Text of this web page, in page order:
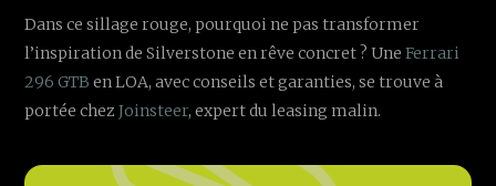
Dans ce sillage rouge, pourquoi ne pas transformer
l’inspiration de Silverstone en rêve concret ? UneFerrari
296 GTB en LOA, avec conseils et garanties, se trouve à
portée chezJoinsteer, expert du leasing malin.